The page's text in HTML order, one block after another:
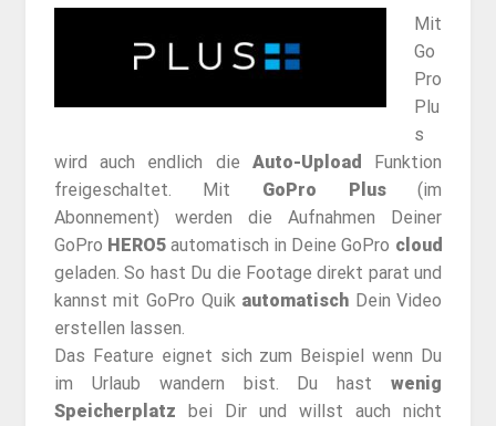
Mit
Go
Pro
Plu
s
wird auch endlich dieAuto-Upload
Funktion
freigeschaltet. Mit GoPro Plus(im
Abonnement) werden die Aufnahmen Deiner
GoPro HERO5automatisch in Deine GoPro cloud
geladen. So hast Du die Footage direkt parat und
kannst mit GoPro Quik automatisch Dein Video
erstellen lassen.
Das Feature eignet sich zum Beispiel wenn Du
im Urlaub wandern bist. Du hastwenig
Speicherplatz bei Dir und willst auch nicht